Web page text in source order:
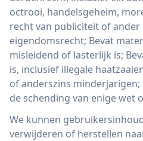
octrooi, handelsgeheim,
recht van publiciteit of
eigendomsrecht; Bevat
misleidend of lasterlijk is;
is, inclusief illegale
of anderszins
de schending van enige wet
We kunnen
verwijderen of herstellen